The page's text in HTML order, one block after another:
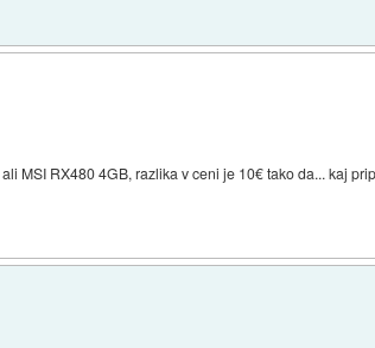
MSI RX480 4GB, razlika v ceni je 10€ tako da... kaj